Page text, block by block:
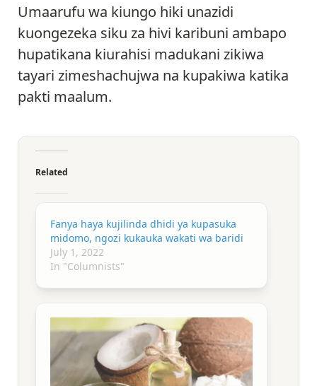
Umaarufu wa kiungo hiki unazidi
kuongezeka siku za hivi karibuni ambapo
hupatikana kiurahisi madukani zikiwa
tayari zimeshachujwa na kupakiwa katika
pakti maalum.
Related
Fanya haya kujilinda dhidi ya kupasuka
midomo, ngozi kukauka wakati wa baridi
July 1, 2022
In "Columnists"